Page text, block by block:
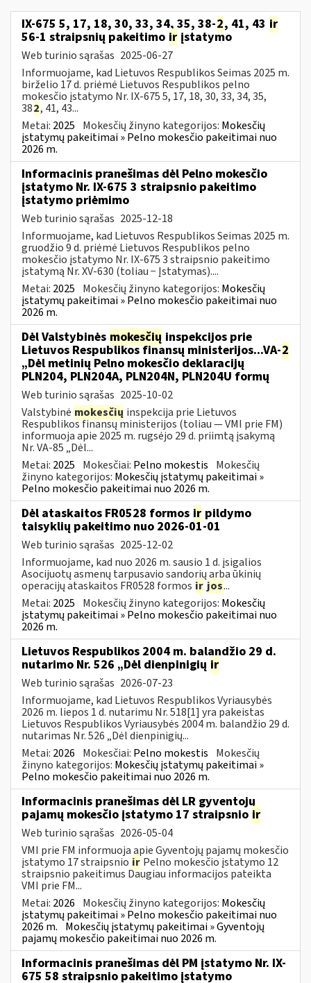
IX-675 5, 17, 18, 30, 33, 34, 35, 38-2, 41, 43 ir
56-1 straipsnių pakeitimo ir įstatymo
Web turinio sąrašas 2025-06-27
Informuojame, kad Lietuvos Respublikos Seimas 2025 m.
birželio 17 d. priėmė Lietuvos Respublikos pelno
mokesčio įstatymo Nr. IX-675 5, 17, 18, 30, 33, 34, 35,
382, 41, 43...
Metai: 2025 Mokesčių žinyno kategorijos: Mokesčių
įstatymų pakeitimai » Pelno mokesčio pakeitimai nuo
2026 m.
Informacinis pranešimas dėl Pelno mokesčio
įstatymo Nr. IX-675 3 straipsnio pakeitimo
įstatymo priėmimo
Web turinio sąrašas 2025-12-18
Informuojame, kad Lietuvos Respublikos Seimas 2025 m.
gruodžio 9 d. priėmė Lietuvos Respublikos pelno
mokesčio įstatymo Nr. IX-675 3 straipsnio pakeitimo
įstatymą Nr. XV-630 (toliau − Įstatymas)....
Metai: 2025 Mokesčių žinyno kategorijos: Mokesčių
įstatymų pakeitimai » Pelno mokesčio pakeitimai nuo
2026 m.
Dėl Valstybinės mokesčių inspekcijos prie
Lietuvos Respublikos finansų ministerijos...VA-2
„Dėl metinių Pelno mokesčio deklaracijų
PLN204, PLN204A, PLN204N, PLN204U formų
Web turinio sąrašas 2025-10-02
Valstybinė mokesčių inspekcija prie Lietuvos
Respublikos finansų ministerijos (toliau — VMI prie FM)
informuoja apie 2025 m. rugsėjo 29 d. priimtą įsakymą
Nr. VA-85 „Dėl...
Metai: 2025 Mokesčiai: Pelno mokestis Mokesčių
žinyno kategorijos: Mokesčių įstatymų pakeitimai »
Pelno mokesčio pakeitimai nuo 2026 m.
Dėl ataskaitos FR0528 formos ir pildymo
taisyklių pakeitimo nuo 2026-01-01
Web turinio sąrašas 2025-12-02
Informuojame, kad nuo 2026 m. sausio 1 d. įsigalios
Asocijuotų asmenų tarpusavio sandorių arba ūkinių
operacijų ataskaitos FR0528 formos ir jos...
Metai: 2025 Mokesčių žinyno kategorijos: Mokesčių
įstatymų pakeitimai » Pelno mokesčio pakeitimai nuo
2026 m.
Lietuvos Respublikos 2004 m. balandžio 29 d.
nutarimo Nr. 526 „Dėl dienpinigių ir
Web turinio sąrašas 2026-07-23
Informuojame, kad Lietuvos Respublikos Vyriausybės
2026 m. liepos 1 d. nutarimu Nr. 518[1] yra pakeistas
Lietuvos Respublikos Vyriausybės 2004 m. balandžio 29 d.
nutarimas Nr. 526 „Dėl dienpinigių...
Metai: 2026 Mokesčiai: Pelno mokestis Mokesčių
žinyno kategorijos: Mokesčių įstatymų pakeitimai »
Pelno mokesčio pakeitimai nuo 2026 m.
Informacinis pranešimas dėl LR gyventojų
pajamų mokesčio įstatymo 17 straipsnio ir
Web turinio sąrašas 2026-05-04
VMI prie FM informuoja apie Gyventojų pajamų mokesčio
įstatymo 17 straipsnio ir Pelno mokesčio įstatymo 12
straipsnio pakeitimus Daugiau informacijos pateikta
VMI prie FM...
Metai: 2026 Mokesčių žinyno kategorijos: Mokesčių
įstatymų pakeitimai » Pelno mokesčio pakeitimai nuo
2026 m. Mokesčių įstatymų pakeitimai » Gyventojų
pajamų mokesčio pakeitimai nuo 2026 m.
Informacinis pranešimas dėl PM įstatymo Nr. IX-
675 58 straipsnio pakeitimo įstatymo